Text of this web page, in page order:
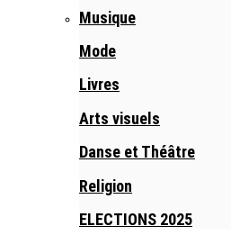
Musique
Mode
Livres
Arts visuels
Danse et Théâtre
Religion
ELECTIONS 2025